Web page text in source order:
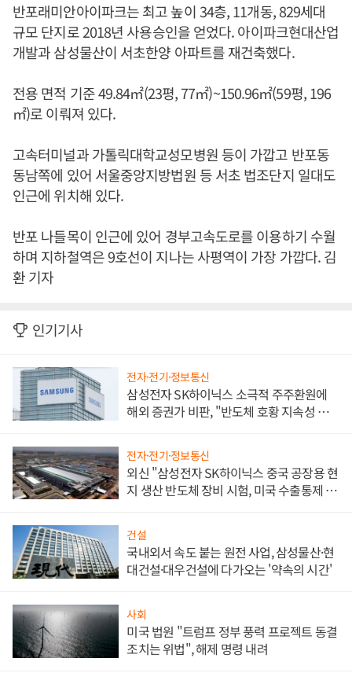
반포래미안아이파크는 최고 높이 34층, 11개동, 829세대
규모 단지로 2018년 사용승인을 얻었다. 아이파크현대산업
개발과 삼성물산이 서초한양 아파트를 재건축했다.
전용 면적 기준 49.84㎡(23평, 77㎡)~150.96㎡(59평, 196
㎡)로 이뤄져 있다.
고속터미널과 가톨릭대학교성모병원 등이 가깝고 반포동
동남쪽에 있어 서울중앙지방법원 등 서초 법조단지 일대도
인근에 위치해 있다.
반포 나들목이 인근에 있어 경부고속도로를 이용하기 수월
하며 지하철역은 9호선이 지나는 사평역이 가장 가깝다. 김
환 기자
인기기사
전자·전기·정보통신
삼성전자 SK하이닉스 소극적 주주환원에
해외 증권가 비판, "반도체 호황 지속성 의
전자·전기·정보통신
외신 "삼성전자 SK하이닉스 중국 공장용 현
지 생산 반도체 장비 시험, 미국 수출통제 대
건설
국내외서 속도 붙는 원전 사업, 삼성물산·현
대건설·대우건설에 다가오는 '약속의 시간'
사회
미국 법원 "트럼프 정부 풍력 프로젝트 동결
조치는 위법", 해제 명령 내려